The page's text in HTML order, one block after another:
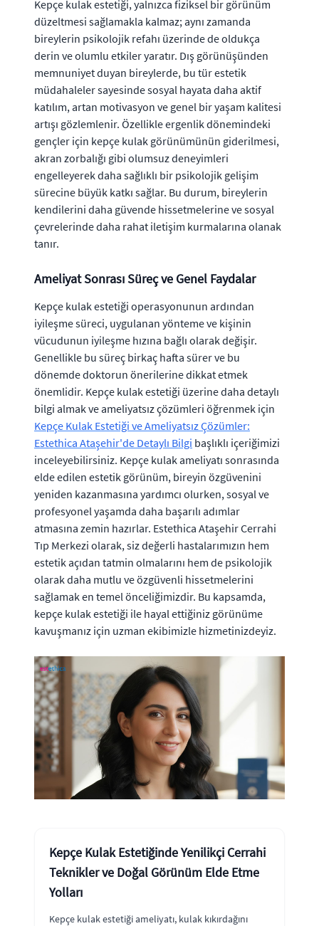
Kepçe kulak estetiği, yalnızca fiziksel bir görünüm
düzeltmesi sağlamakla kalmaz; aynı zamanda
bireylerin psikolojik refahı üzerinde de oldukça
derin ve olumlu etkiler yaratır. Dış görünüşünden
memnuniyet duyan bireylerde, bu tür estetik
müdahaleler sayesinde sosyal hayata daha aktif
katılım, artan motivasyon ve genel bir yaşam kalitesi
artışı gözlemlenir. Özellikle ergenlik dönemindeki
gençler için kepçe kulak görünümünün giderilmesi,
akran zorbalığı gibi olumsuz deneyimleri
engelleyerek daha sağlıklı bir psikolojik gelişim
sürecine büyük katkı sağlar. Bu durum, bireylerin
kendilerini daha güvende hissetmelerine ve sosyal
çevrelerinde daha rahat iletişim kurmalarına olanak
tanır.
Ameliyat Sonrası Süreç ve Genel Faydalar
Kepçe kulak estetiği operasyonunun ardından
iyileşme süreci, uygulanan yönteme ve kişinin
vücudunun iyileşme hızına bağlı olarak değişir.
Genellikle bu süreç birkaç hafta sürer ve bu
dönemde doktorun önerilerine dikkat etmek
önemlidir. Kepçe kulak estetiği üzerine daha detaylı
bilgi almak ve ameliyatsız çözümleri öğrenmek için
Kepçe Kulak Estetiği ve Ameliyatsız Çözümler:
Estethica Ataşehir'de Detaylı Bilgi başlıklı içeriğimizi
inceleyebilirsiniz. Kepçe kulak ameliyatı sonrasında
elde edilen estetik görünüm, bireyin özgüvenini
yeniden kazanmasına yardımcı olurken, sosyal ve
profesyonel yaşamda daha başarılı adımlar
atmasına zemin hazırlar. Estethica Ataşehir Cerrahi
Tıp Merkezi olarak, siz değerli hastalarımızın hem
estetik açıdan tatmin olmalarını hem de psikolojik
olarak daha mutlu ve özgüvenli hissetmelerini
sağlamak en temel önceliğimizdir. Bu kapsamda,
kepçe kulak estetiği ile hayal ettiğiniz görünüme
kavuşmanız için uzman ekibimizle hizmetinizdeyiz.
Kepçe Kulak Estetiğinde Yenilikçi Cerrahi
Teknikler ve Doğal Görünüm Elde Etme
Yolları
Kepçe kulak estetiği ameliyatı, kulak kıkırdağını